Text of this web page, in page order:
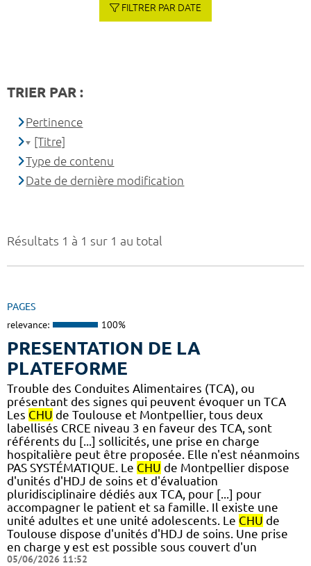
Résultats 1 à 1 sur 1 au total
PAGES
relevance: 100%
PRESENTATION DE LA
PLATEFORME
Trouble des Conduites Alimentaires (TCA), ou
présentant des signes qui peuvent évoquer un TCA
Les CHU de Toulouse et Montpellier, tous deux
labellisés CRCE niveau 3 en faveur des TCA, sont
référents du [...] sollicités, une prise en charge
hospitalière peut être proposée. Elle n'est néanmoins
PAS SYSTÉMATIQUE. Le CHU de Montpellier dispose
d'unités d'HDJ de soins et d'évaluation
pluridisciplinaire dédiés aux TCA, pour [...] pour
accompagner le patient et sa famille. Il existe une
unité adultes et une unité adolescents. Le CHU de
Toulouse dispose d'unités d'HDJ de soins. Une prise
en charge y est est possible sous couvert d'un
05/06/2026 11:52
FILTRER PAR DATE
TRIER PAR :
Pertinence
[Titre]
Type de contenu
Date de dernière modification